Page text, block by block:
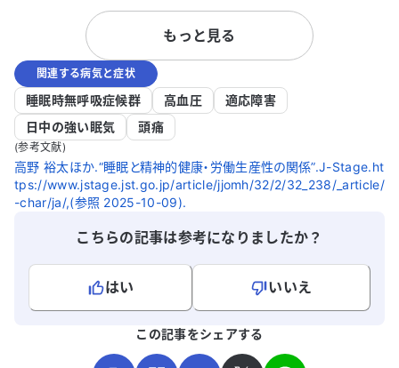
どの薬を4種類ほど内服していますが、一
回の睡眠時間は4〜6時間程度です。その
後、眠気が残るため二度寝をして、合計で
8時間ほど睡眠を取っています。しかし、
睡眠中に何度も夢を見てしまい、熟睡感を
得られません。仕事の面談があった日など
は、そのことが頭から離れず、睡眠薬を飲
んでも眠れないことがありました。 2週間
に1回の頻度で通院しており、その度に薬
の変更があります。このことを母と会社の
ドオピニオンを受けるべきだと言います。
れ、意見も尊重してくれるので、できれば
このまま治療を続けたいと思っています。
睡眠に特化した医師を紹介してきてしま
い、受診することになりました。 10年近
います。 本
もっと見る
関連する病気と症状
睡眠時無呼吸症候群 高血圧
適応障害
日中の強い眠気
頭痛
(参考文献)
高野 裕太ほか.“睡眠と精神的健康・労働生産性の関係”.J-Stage.ht
tps://www.jstage.jst.go.jp/article/jjomh/32/2/32_238/_article/
-char/ja/,(参照 2025-10-09).
こちらの記事は参考になりましたか？
はい
いいえ
この記事をシェアする